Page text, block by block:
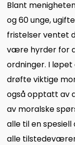
Blant
og 60 unge,
fristelser ventet
være hyrder for
ordninger. I
drøfte viktige
også opptatt av
av moralske
alle til en spesiell
alle